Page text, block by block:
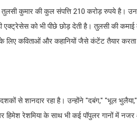
तुलसी कुमार की कुल संपत्ति 210 करोड़ रुपये है।
एक्ट्रेसेस को भी पीछे छोड़ देती है। तुलसी की
कविताओं और कहानियों जैसे कंटेंट तैयार
से शानदार रहा है। उन्होंने "दबंग," "भूल
हिमेश रेशमिया के साथ भी कई पॉपुलर गानों में